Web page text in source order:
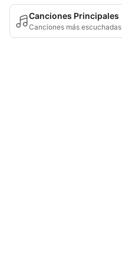
Canciones Principales
Canciones más escuchadas